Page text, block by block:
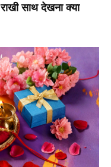
साथ देखना क्या